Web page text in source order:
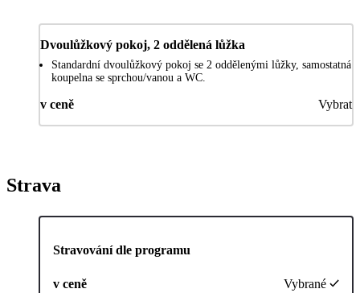
Dvoulůžkový pokoj, 2 oddělená lůžka
Standardní dvoulůžkový pokoj se 2 oddělenými lůžky, samostatná
koupelna se sprchou/vanou a WC.
v ceně Vybrat
Strava
Stravování dle programu
v ceně Vybrané